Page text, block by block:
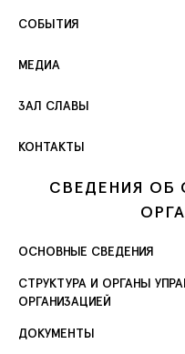
СОБЫТИЯ
МЕДИА
ЗАЛ СЛАВЫ
КОНТАКТЫ
СВЕДЕНИЯ ОБ
ОСНОВНЫЕ СВЕДЕНИЯ
СТРУКТУРА И ОРГАНЫ
ОРГАНИЗАЦИЕЙ
ДОКУМЕНТЫ